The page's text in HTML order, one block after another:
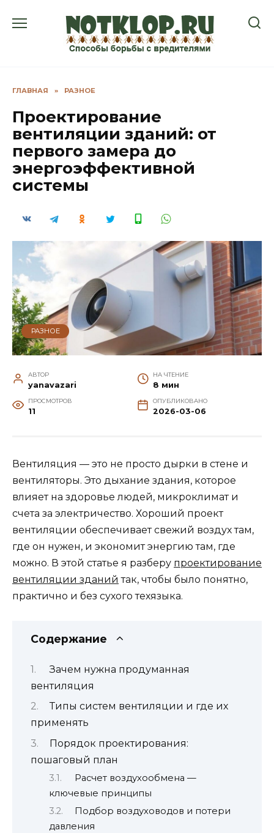
содержанию
ГЛАВНАЯ » РАЗНОЕ
Проектирование
вентиляции зданий: от
первого замера до
энергоэффективной
системы
РАЗНОЕ
АВТОР
yanavazari
НА ЧТЕНИЕ
8 мин
ПРОСМОТРОВ
11
ОПУБЛИКОВАНО
2026-03-06
Вентиляция — это не просто дырки в стене и
вентиляторы. Это дыхание здания, которое
влияет на здоровье людей, микроклимат и
счета за электричество. Хороший проект
вентиляции обеспечивает свежий воздух там,
где он нужен, и экономит энергию там, где
можно. В этой статье я разберу проектирование
вентиляции зданий так, чтобы было понятно,
практично и без сухого техязыка.
Содержание
Зачем нужна продуманная
вентиляция
Типы систем вентиляции и где их
применять
Порядок проектирования:
пошаговый план
Расчет воздухообмена —
ключевые принципы
Подбор воздуховодов и потери
давления